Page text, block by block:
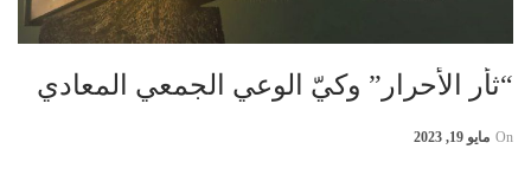
“ثأر الأحرار” وكيّ الوعي الجمعي المعادي
On مايو 19, 2023